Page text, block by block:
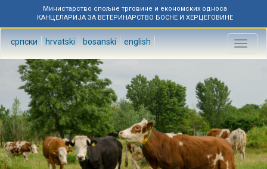
Министарство спољне трговине и економских односа
КАНЦЕЛАРИЈА ЗА ВЕТЕРИНАРСТВО БОСНЕ И ХЕРЦЕГОВИНЕ
српски hrvatski bosanski english
Toggle